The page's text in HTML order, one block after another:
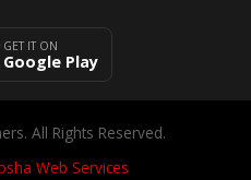
GET IT ON
Google Play
All Rights Reserved.
Web Services